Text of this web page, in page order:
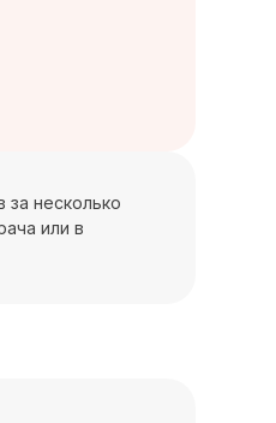
за несколько
или в